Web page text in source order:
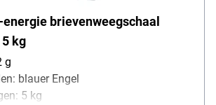
brievenweegschaal
kg
g
blauer Engel
5 kg